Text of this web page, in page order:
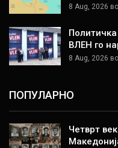
8 Aug, 2026
Политичка
ВЛЕН го
8 Aug, 2026
ПОПУЛАРНО
Четврт